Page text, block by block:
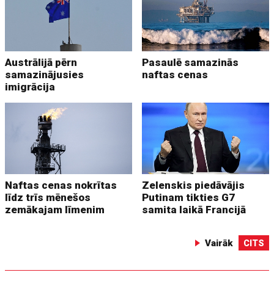
Austrālijā pērn
samazinājusies
imigrācija
Pasaulē samazinās
naftas cenas
Naftas cenas nokrītas
līdz trīs mēnešos
zemākajam līmenim
Zelenskis piedāvājis
Putinam tikties G7
samita laikā Francijā
Vairāk CITS